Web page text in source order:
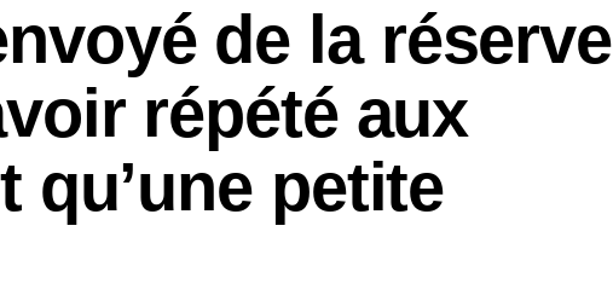
de la réserve
répété aux
qu’une petite